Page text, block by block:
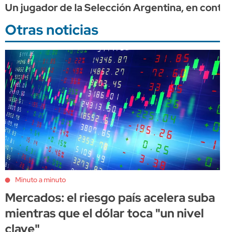
Un jugador de la Selección Argentina, en
Otras noticias
Minuto a minuto
Mercados: el riesgo país acelera suba
mientras que el dólar toca "un nivel